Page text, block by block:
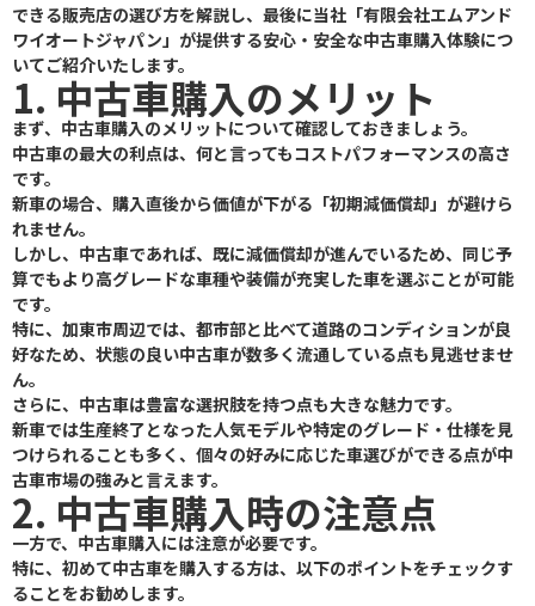
できる販売店の選び方を解説し、最後に当社「有限会社エムアンド
ワイオートジャパン」が提供する安心・安全な中古車購入体験につ
いてご紹介いたします。
1. 中古車購入のメリット
まず、中古車購入のメリットについて確認しておきましょう。
中古車の最大の利点は、何と言ってもコストパフォーマンスの高さ
です。
新車の場合、購入直後から価値が下がる「初期減価償却」が避けら
れません。
しかし、中古車であれば、既に減価償却が進んでいるため、同じ予
算でもより高グレードな車種や装備が充実した車を選ぶことが可能
です。
特に、加東市周辺では、都市部と比べて道路のコンディションが良
好なため、状態の良い中古車が数多く流通している点も見逃せませ
ん。
さらに、中古車は豊富な選択肢を持つ点も大きな魅力です。
新車では生産終了となった人気モデルや特定のグレード・仕様を見
つけられることも多く、個々の好みに応じた車選びができる点が中
古車市場の強みと言えます。
2. 中古車購入時の注意点
一方で、中古車購入には注意が必要です。
特に、初めて中古車を購入する方は、以下のポイントをチェックす
ることをお勧めします。